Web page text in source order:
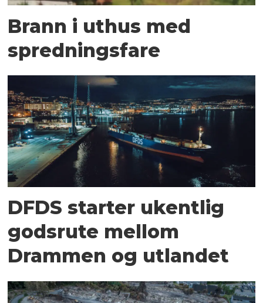
Brann i uthus med
spredningsfare
DFDS starter ukentlig
godsrute mellom
Drammen og utlandet